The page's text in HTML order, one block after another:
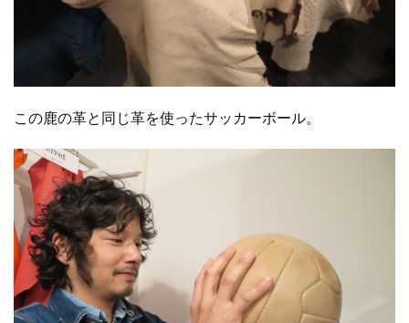
この鹿の革と同じ革を使ったサッカーボール。